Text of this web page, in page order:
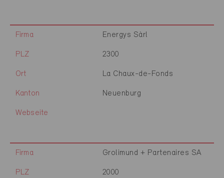
Firma Energys Sàrl
PLZ 2300
Ort La Chaux-de-Fonds
Kanton Neuenburg
Webseite
Firma Grolimund + Partenaires SA
PLZ 2000